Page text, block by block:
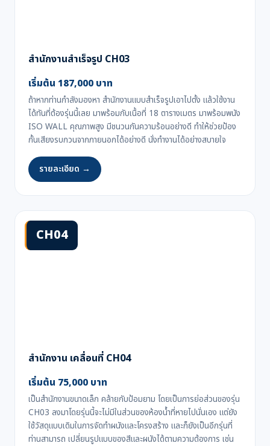
สำนักงานสำเร็จรูป CH03
เริ่มต้น 187,000 บาท
ถ้าหากท่านกำลังมองหา สำนักงานแบบสำเร็จรูปเอาไปตั้ง แล้วใช้งาน
ได้ทันที่ต้องรุ่นนี้เลย มาพร้อมกับเนื้อที่ 18 ตารางเมตร มาพร้อมพนัง
ISO WALL คุณภาพสูง มีชนวนกันความร้อนอย่างดี ทำให้ช่วยป้อง
กั้นเสียงรบกวนจากภายนอกได้อย่างดี นั่งทำงานได้อย่างสบายใจ
รายละเอียด →
CH04
สำนักงาน เคลื่อนที่ CH04
เริ่มต้น 75,000 บาท
เป็นสำนักงานขนาดเล็ก คล้ายกับป้อมยาม โดยเป็นการย่อส่วนของรุ่น
CH03 ลงมาโดยรุ่นนี้จะไม่มีในส่วนของห้องน้ำที่หายไปนั่นเอง แต่ยัง
ใช้วัสดุแบบเดิมในการจัดทำผนังและโครงสร้าง และก็ยังเป็นอีกรุ่นที่
ท่านสามารถ เปลี่ยนรูปแบบของสีและผนังได้ตามความต้องการ เช่น